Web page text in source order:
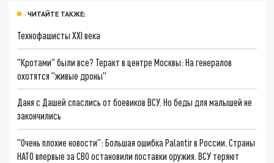
ЧИТАЙТЕ ТАКЖЕ:
Технофашисты XXI века
"Кротами" были все? Теракт в центре Москвы: На генералов
охотятся "живые дроны"
Даня с Дашей спаслись от боевиков ВСУ. Но беды для малышей не
закончились
"Очень плохие новости": Большая ошибка Palantir в России. Страны
НАТО впервые за СВО остановили поставки оружия. ВСУ теряют